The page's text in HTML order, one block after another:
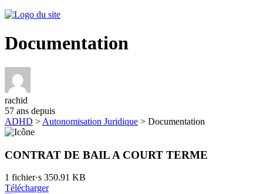
Documentation
rachid
57 ans depuis
ADHD > Autonomisation Juridique > Documentation
CONTRAT DE BAIL A COURT TERME
1 fichier·s 350.91 KB
Télécharger